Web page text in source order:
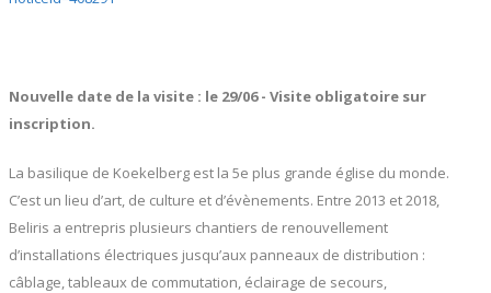
Nouvelle date de la visite : le 29/06 - Visite obligatoire sur
inscription.
La basilique de Koekelberg est la 5e plus grande église du monde.
C’est un lieu d’art, de culture et d’évènements. Entre 2013 et 2018,
Beliris a entrepris plusieurs chantiers de renouvellement
d’installations électriques jusqu’aux panneaux de distribution :
câblage, tableaux de commutation, éclairage de secours,